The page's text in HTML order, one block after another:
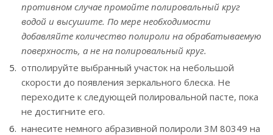
противном случае промойте полировальный круг
водой и высушите. По мере необходимости
добавляйте количество полироли на обрабатываемую
поверхность, а не на полировальный круг.
отполируйте выбранный участок на небольшой
скорости до появления зеркального блеска. Не
переходите к следующей полировальной пасте, пока
не достигните его.
нанесите немного абразивной полироли 3М 80349 на